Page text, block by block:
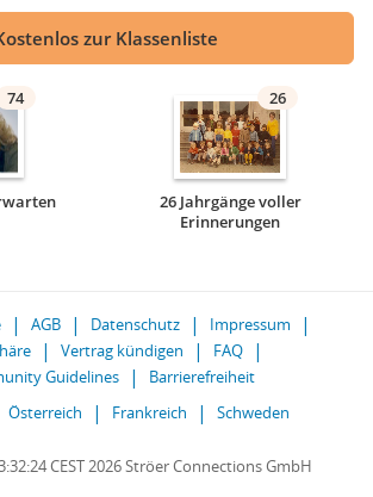
zur Klassenliste
74 26
26 Jahrgänge voller
Erinnerungen
AGB Datenschutz
Impressum
Vertrag kündigen
FAQ
Guidelines
Barrierefreiheit
Österreich Frankreich Schweden
CEST 2026 Ströer Connections GmbH